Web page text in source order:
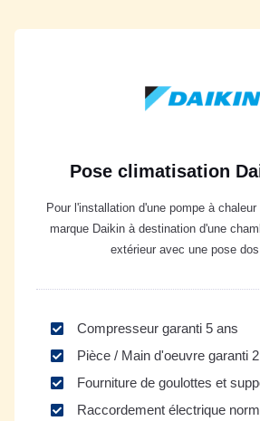
Pose climatisation
Pour l'installation d'une pompe à
marque Daikin à destination d'une
extérieur avec une pose dos
Compresseur garanti 5 ans
Pièce / Main d'oeuvre garanti
Fourniture de goulottes et
Raccordement électrique